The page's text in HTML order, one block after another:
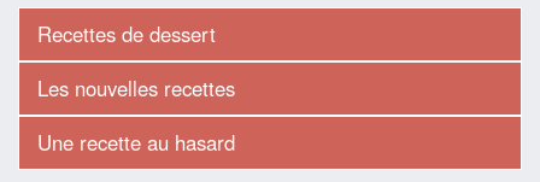
Recettes de dessert
Les nouvelles recettes
Une recette au hasard